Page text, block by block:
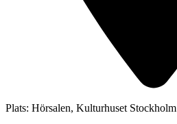
Plats: Hörsalen, Kulturhuset Stockholm